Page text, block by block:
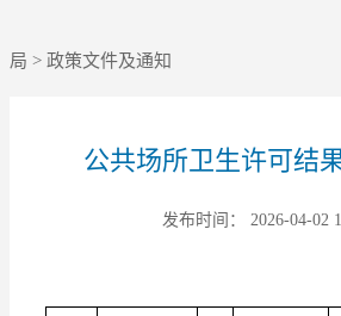
局 > 政策文件及通知
公共场所卫生许可结
发布时间： 2026-04-02